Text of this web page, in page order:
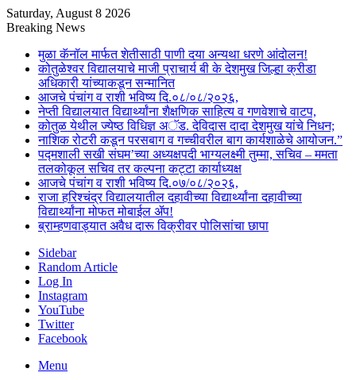
Saturday, August 8 2026
Breaking News
मुळा कॅनॉल मार्फत शेतीसाठी पाणी दया अन्यथा धरणे आंदोलन!
कोतुळेश्वर विद्यालयाचे माजी प्राचार्य बी के देशमुख जिल्हा क्रीडा
अधिकारी यांच्याकडून सन्मानित
आजचे पंचांग व राशी भविष्य दि.०८/०८/२०२६,
नेप्ती विद्यालयात विद्यार्थ्यांना शैक्षणिक साहित्य व गणवेशाचे वाटप,
कोतुळ येथील ज्येष्ठ विधिज्ञ अॅड. देविदास दादा देशमुख यांचे निधन;
नाशिक रोटरी कडून परसबाग व गच्चीवरील बाग कार्यशाळेचे आयोजन.”
पद्मशाली सखी संघम’च्या अध्यक्षपदी भाग्यलक्ष्मी तुम्मा, सचिव – ममता
तलकोकूल सचिव तर कल्पना कट्टा कार्याध्यक्ष
आजचे पंचांग व राशी भविष्य दि.०७/०८/२०२६,
राजा हरिश्चंद्र विद्यालयातील दहावीच्या विद्यार्थ्यांना दहावीच्या
विद्यार्थ्यांना मोफत मोबाईल ॲप!
ब्राम्हणवाड्यात अवैध दारू विक्रीवर पोलिसांचा छापा
Sidebar
Random Article
Log In
Instagram
YouTube
Twitter
Facebook
Menu